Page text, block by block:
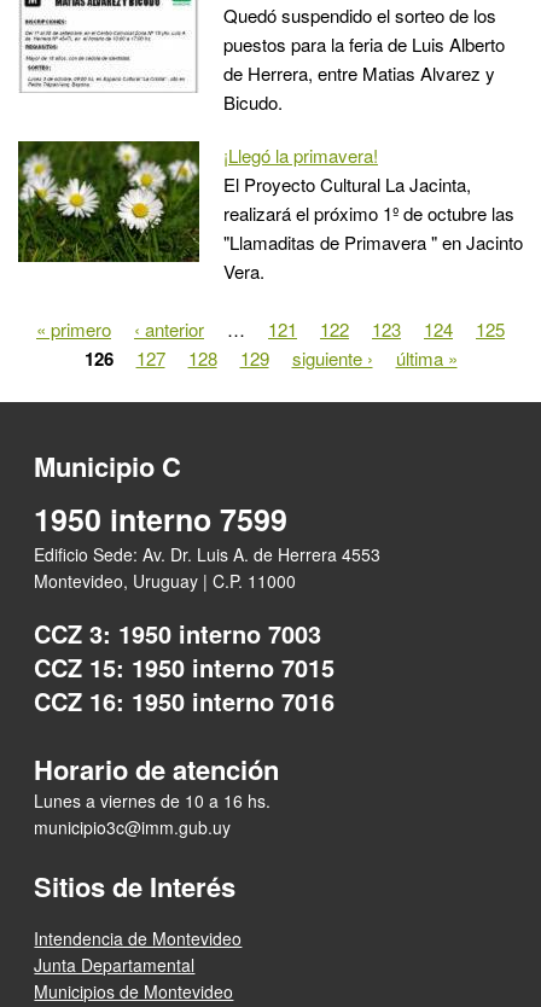
Quedó suspendido el sorteo de los
puestos para la feria de Luis Alberto
de Herrera, entre Matias Alvarez y
Bicudo.
¡Llegó la primavera!
El Proyecto Cultural La Jacinta,
realizará el próximo 1º de octubre las
"Llamaditas de Primavera " en Jacinto
Vera.
Páginas
« primero ‹ anterior … 121 122 123 124 125
126 127 128 129 siguiente › última »
Municipio C
1950 interno 7599
Edificio Sede: Av. Dr. Luis A. de Herrera 4553
Montevideo, Uruguay | C.P. 11000
CCZ 3: 1950 interno 7003
CCZ 15: 1950 interno 7015
CCZ 16: 1950 interno 7016
Horario de atención
Lunes a viernes de 10 a 16 hs.
municipio3c@imm.gub.uy
Sitios de Interés
Intendencia de Montevideo
Junta Departamental
Municipios de Montevideo